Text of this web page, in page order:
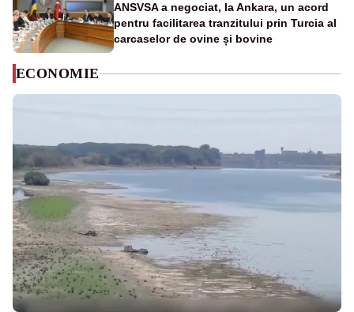
ANSVSA a negociat, la Ankara, un acord
pentru facilitarea tranzitului prin Turcia al
carcaselor de ovine și bovine
ECONOMIE